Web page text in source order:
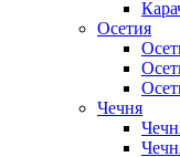
Осетия
Чечня